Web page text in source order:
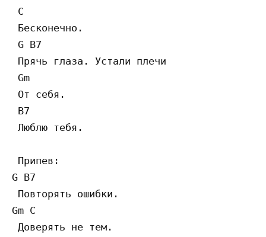
C
Бесконечно.
G B7
Прячь глаза. Устали плечи
Gm
От себя.
B7
Люблю тебя.
Припев:
G B7
Повторять ошибки.
Gm C
Доверять не тем.